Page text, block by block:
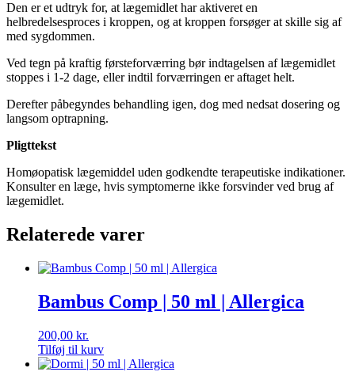
Den er et udtryk for, at lægemidlet har aktiveret en
helbredelsesproces i kroppen, og at kroppen forsøger at skille sig af
med sygdommen.
Ved tegn på kraftig førsteforværring bør indtagelsen af lægemidlet
stoppes i 1-2 dage, eller indtil forværringen er aftaget helt.
Derefter påbegyndes behandling igen, dog med nedsat dosering og
langsom optrapning.
Pligttekst
Homøopatisk lægemiddel uden godkendte terapeutiske indikationer.
Konsulter en læge, hvis symptomerne ikke forsvinder ved brug af
lægemidlet.
Relaterede varer
Bambus Comp | 50 ml | Allergica
200,00 kr.
Tilføj til kurv